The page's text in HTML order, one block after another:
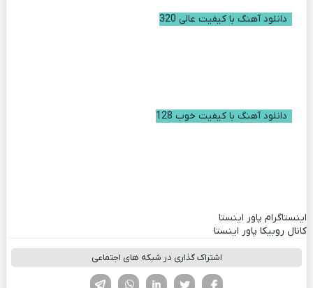
دانلود آهنگ با کیفیت عالی 320
دانلود آهنگ با کیفیت خوب 128
اینستاگرام پاور اینستا
کانال روبیکا پاور اینستا
اشتراک گذاری در شبکه های اجتماعی
لینکدین تویتر
فیسوک